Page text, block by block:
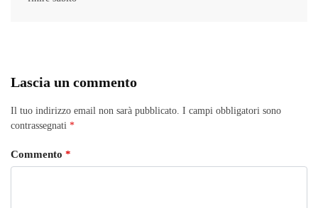
Lascia un commento
Il tuo indirizzo email non sarà pubblicato. I campi obbligatori sono
contrassegnati *
Commento *